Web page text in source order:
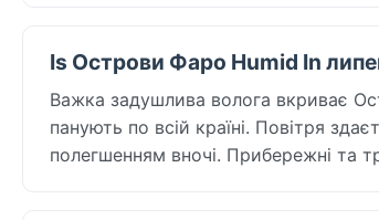
Is Острови Фаро Humid In
Важка задушлива волога вкриває
панують по всій країні. Повітря
полегшенням вночі. Прибережні та